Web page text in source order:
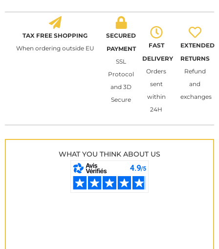
TAX FREE SHOPPING
When ordering outside EU
SECURED
PAYMENT
SSL
Protocol
and 3D
Secure
FAST
DELIVERY
Orders
sent
within
24H
EXTENDED
RETURNS
Refund
and
exchanges
WHAT YOU THINK ABOUT US